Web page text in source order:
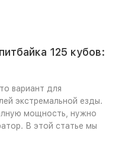
125 кубов:
вариант для
экстремальной езды.
мощность, нужно
В этой статье мы